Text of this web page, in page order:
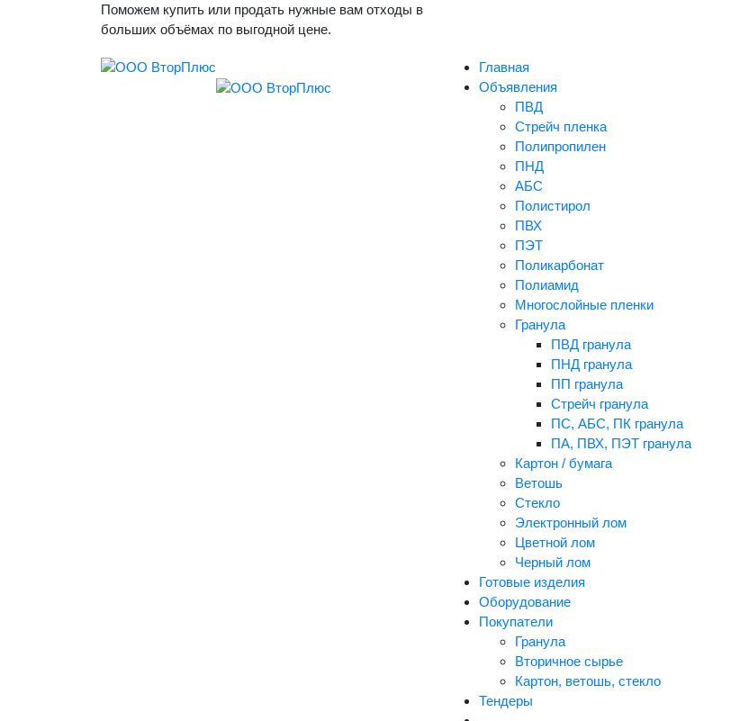
Поможем купить или продать нужные вам отходы в
больших объёмах по выгодной цене.
Главная
Объявления
ПВД
Стрейч пленка
Полипропилен
ПНД
АБС
Полистирол
ПВХ
ПЭТ
Поликарбонат
Полиамид
Многослойные пленки
Гранула
ПВД гранула
ПНД гранула
ПП гранула
Стрейч гранула
ПС, АБС, ПК гранула
ПА, ПВХ, ПЭТ гранула
Картон / бумага
Ветошь
Стекло
Электронный лом
Цветной лом
Черный лом
Готовые изделия
Оборудование
Покупатели
Гранула
Вторичное сырье
Картон, ветошь, стекло
Тендеры